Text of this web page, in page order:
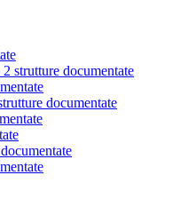
2 strutture documentate
documentate